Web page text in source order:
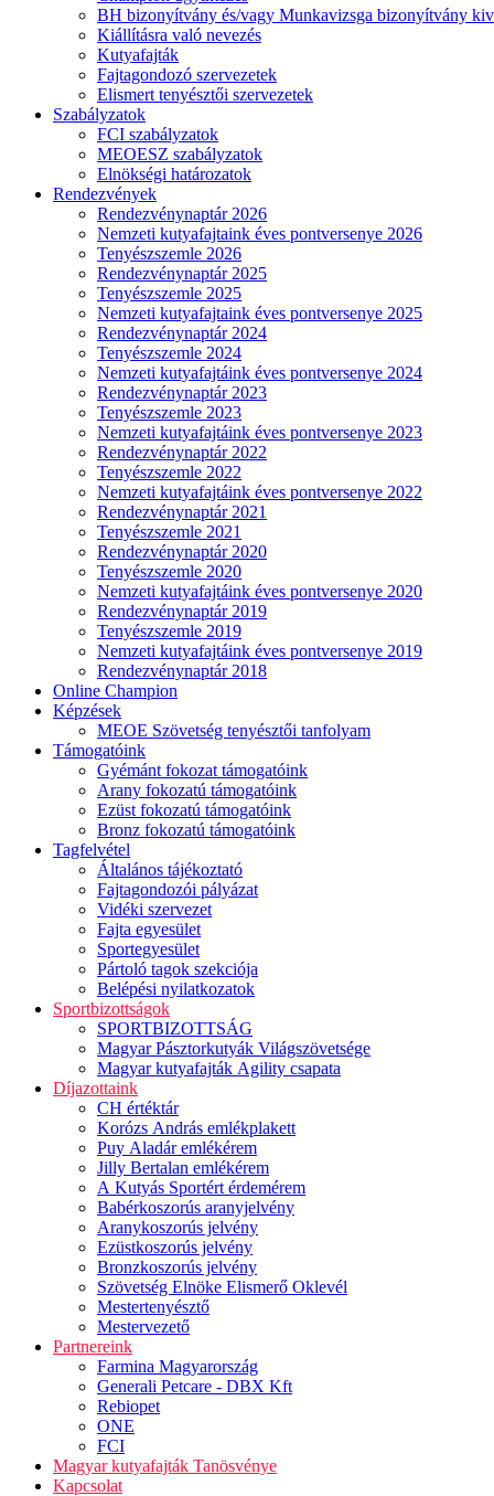
BH bizonyítvány és/vagy Munkavizsga bizonyítvány
Kiállításra való nevezés
Kutyafajták
Fajtagondozó szervezetek
Elismert tenyésztői szervezetek
Szabályzatok
FCI szabályzatok
MEOESZ szabályzatok
Elnökségi határozatok
Rendezvények
Rendezvénynaptár 2026
Nemzeti kutyafajtaink éves pontversenye 2026
Tenyészszemle 2026
Rendezvénynaptár 2025
Tenyészszemle 2025
Nemzeti kutyafajtaink éves pontversenye 2025
Rendezvénynaptár 2024
Tenyészszemle 2024
Nemzeti kutyafajtáink éves pontversenye 2024
Rendezvénynaptár 2023
Tenyészszemle 2023
Nemzeti kutyafajtáink éves pontversenye 2023
Rendezvénynaptár 2022
Tenyészszemle 2022
Nemzeti kutyafajtáink éves pontversenye 2022
Rendezvénynaptár 2021
Tenyészszemle 2021
Rendezvénynaptár 2020
Tenyészszemle 2020
Nemzeti kutyafajtáink éves pontversenye 2020
Rendezvénynaptár 2019
Tenyészszemle 2019
Nemzeti kutyafajtáink éves pontversenye 2019
Rendezvénynaptár 2018
Online Champion
Képzések
MEOE Szövetség tenyésztői tanfolyam
Támogatóink
Gyémánt fokozat támogatóink
Arany fokozatú támogatóink
Ezüst fokozatú támogatóink
Bronz fokozatú támogatóink
Tagfelvétel
Általános tájékoztató
Fajtagondozói pályázat
Vidéki szervezet
Fajta egyesület
Sportegyesület
Pártoló tagok szekciója
Belépési nyilatkozatok
Sportbizottságok
SPORTBIZOTTSÁG
Magyar Pásztorkutyák Világszövetsége
Magyar kutyafajták Agility csapata
Díjazottaink
CH értéktár
Korózs András emlékplakett
Puy Aladár emlékérem
Jilly Bertalan emlékérem
A Kutyás Sportért érdemérem
Babérkoszorús aranyjelvény
Aranykoszorús jelvény
Ezüstkoszorús jelvény
Bronzkoszorús jelvény
Szövetség Elnöke Elismerő Oklevél
Mestertenyésztő
Mestervezető
Partnereink
Farmina Magyarország
Generali Petcare - DBX Kft
Rebiopet
ONE
FCI
Magyar kutyafajták Tanösvénye
Kapcsolat